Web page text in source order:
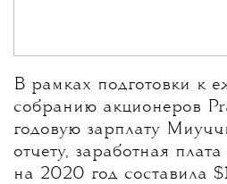
В рамках подготовки к
собранию акционеров
годовую зарплату
отчету, заработная
на 2020 год составила